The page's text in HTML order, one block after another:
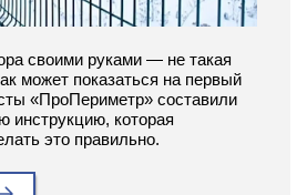
своими руками — не такая
может показаться на первый
«ПроПериметр» составили
инструкцию, которая
это правильно.